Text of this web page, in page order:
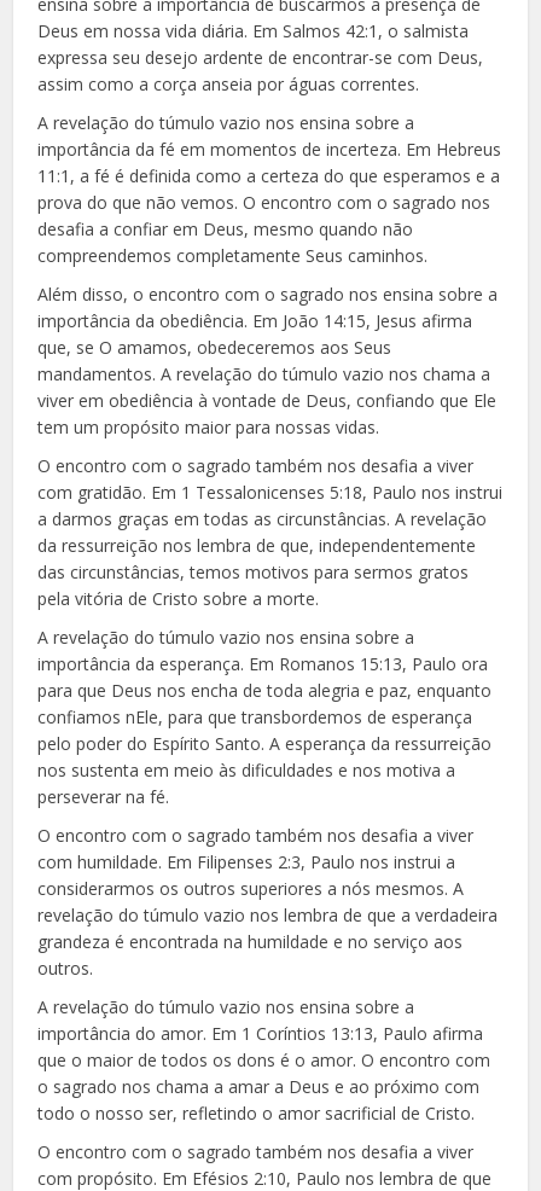
Deus em nossa vida diária. Em Salmos 42:1, o salmista
expressa seu desejo ardente de encontrar-se com Deus,
assim como a corça anseia por águas correntes.
A revelação do túmulo vazio nos ensina sobre a
importância da fé em momentos de incerteza. Em Hebreus
11:1, a fé é definida como a certeza do que esperamos e a
prova do que não vemos. O encontro com o sagrado nos
desafia a confiar em Deus, mesmo quando não
compreendemos completamente Seus caminhos.
Além disso, o encontro com o sagrado nos ensina sobre a
importância da obediência. Em João 14:15, Jesus afirma
que, se O amamos, obedeceremos aos Seus
mandamentos. A revelação do túmulo vazio nos chama a
viver em obediência à vontade de Deus, confiando que Ele
tem um propósito maior para nossas vidas.
O encontro com o sagrado também nos desafia a viver
com gratidão. Em 1 Tessalonicenses 5:18, Paulo nos instrui
a darmos graças em todas as circunstâncias. A revelação
da ressurreição nos lembra de que, independentemente
das circunstâncias, temos motivos para sermos gratos
pela vitória de Cristo sobre a morte.
A revelação do túmulo vazio nos ensina sobre a
importância da esperança. Em Romanos 15:13, Paulo ora
para que Deus nos encha de toda alegria e paz, enquanto
confiamos nEle, para que transbordemos de esperança
pelo poder do Espírito Santo. A esperança da ressurreição
nos sustenta em meio às dificuldades e nos motiva a
perseverar na fé.
O encontro com o sagrado também nos desafia a viver
com humildade. Em Filipenses 2:3, Paulo nos instrui a
considerarmos os outros superiores a nós mesmos. A
revelação do túmulo vazio nos lembra de que a verdadeira
grandeza é encontrada na humildade e no serviço aos
outros.
A revelação do túmulo vazio nos ensina sobre a
importância do amor. Em 1 Coríntios 13:13, Paulo afirma
que o maior de todos os dons é o amor. O encontro com
o sagrado nos chama a amar a Deus e ao próximo com
todo o nosso ser, refletindo o amor sacrificial de Cristo.
O encontro com o sagrado também nos desafia a viver
com propósito. Em Efésios 2:10, Paulo nos lembra de que